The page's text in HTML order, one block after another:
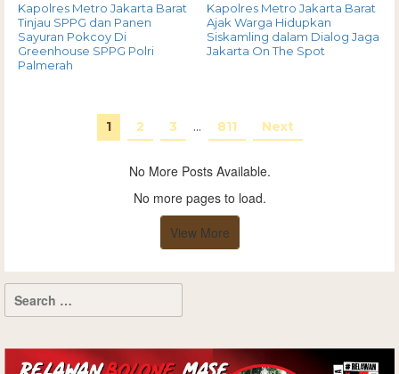
Kapolres Metro Jakarta Barat
Tinjau SPPG dan Panen
Sayuran Pokcoy Di
Greenhouse SPPG Polri
Palmerah
Kapolres Metro Jakarta Barat
Ajak Warga Hidupkan
Siskamling dalam Dialog Jaga
Jakarta On The Spot
1 2 3 … 811 Next
No More Posts Available.
No more pages to load.
View More